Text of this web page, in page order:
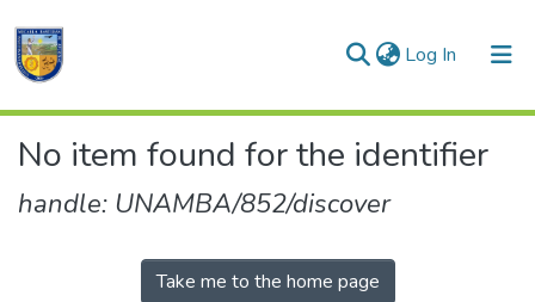
Log In (current)
Communities & Collections
No item found for the identifier
handle: UNAMBA/852/discover
Take me to the home page